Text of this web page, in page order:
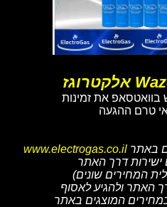
בוואטסאפ את זמינות
טרם ההגעה
באתר www.electrogas.co.il
ישירות דרך האתר
המחירים שונים)
האתר ולהגיע לאסוף
המוצגים באתר